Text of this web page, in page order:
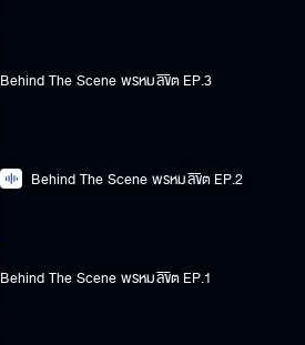
Behind The Scene พรหมลิขิต EP.3
Behind The Scene พรหมลิขิต EP.2
Behind The Scene พรหมลิขิต EP.1